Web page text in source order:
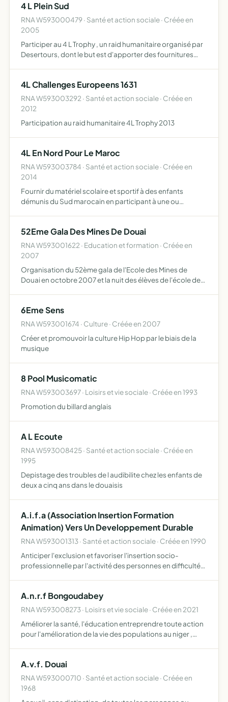
4 L Plein Sud
RNA W593000479 · Santé et action sociale · Créée en
2005
Participer au 4 L Trophy , un raid humanitaire organisé par
Desertours, dont le but est d'apporter des fournitures
4L Challenges Europeens 1631
RNA W593003292 · Santé et action sociale · Créée en
2012
Participation au raid humanitaire 4L Trophy 2013
4L En Nord Pour Le Maroc
RNA W593003784 · Santé et action sociale · Créée en
2014
Fournir du matériel scolaire et sportif à des enfants
démunis du Sud marocain en participant à une ou
52Eme Gala Des Mines De Douai
RNA W593001622 · Education et formation · Créée en
2007
Organisation du 52ème gala de l'Ecole des Mines de
Douai en octobre 2007 et la nuit des élèves de l'école des
6Eme Sens
RNA W593001674 · Culture · Créée en 2007
Créer et promouvoir la culture Hip Hop par le biais de la
musique
8 Pool Musicomatic
RNA W593003697 · Loisirs et vie sociale · Créée en 1993
Promotion du billard anglais
A L Ecoute
RNA W593008425 · Santé et action sociale · Créée en
1995
Depistage des troubles de l audibilite chez les enfants de
deux a cinq ans dans le douaisis
A.i.f.a (Association Insertion Formation
Animation) Vers Un Developpement Durable
RNA W593001313 · Santé et action sociale · Créée en 1990
Anticiper l'exclusion et favoriser l'insertion socio-
professionnelle par l'activité des personnes en difficultés
A.n.r.f Bongoudabey
RNA W593008273 · Loisirs et vie sociale · Créée en 2021
Améliorer la santé, l'éducation entreprendre toute action
pour l'amélioration de la vie des populations au niger ,
A.v.f. Douai
RNA W593000710 · Santé et action sociale · Créée en
1968